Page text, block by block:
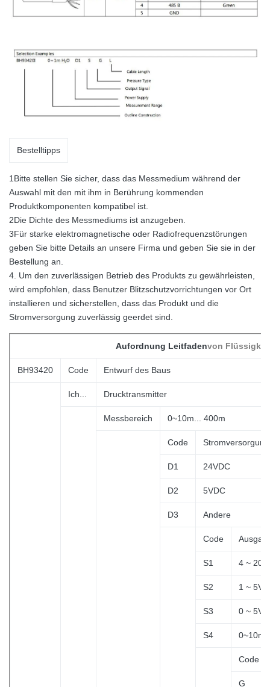
Bestelltipps
1Bitte stellen Sie sicher, dass das Messmedium während der
Auswahl mit den mit ihm in Berührung kommenden
Produktkomponenten kompatibel ist.
2Die Dichte des Messmediums ist anzugeben.
3Für starke elektromagnetische oder Radiofrequenzstörungen
geben Sie bitte Details an unsere Firma und geben Sie sie in der
Bestellung an.
4. Um den zuverlässigen Betrieb des Produkts zu gewährleisten,
wird empfohlen, dass Benutzer Blitzschutzvorrichtungen vor Ort
installieren und sicherstellen, dass das Produkt und die
Stromversorgung zuverlässig geerdet sind.
Aufordnung Leitfadenvon
BH93420 Code Entwurf des Baus
Ich... Drucktransmitter
Messbereich 0~10m... 400m
Code Stromversorgung
D1 24VDC
D2 5VDC
D3 Andere
Code
S1 4 ~
S2 1 ~
S3 0 ~
S4
Code
G